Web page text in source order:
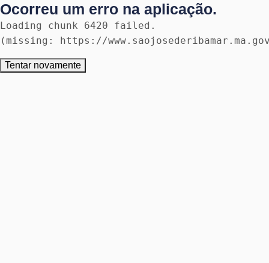
Ocorreu um erro na aplicação.
Loading chunk 6420 failed.
(missing: https://
Tentar novamente